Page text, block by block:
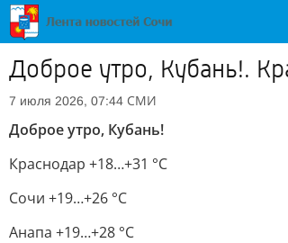
Доброе утро, Кубань!.
7 июля 2026, 07:44 СМИ
Доброе утро, Кубань!
Краснодар +18…+31 °С
Сочи +19…+26 °С
Анапа +19…+28 °С